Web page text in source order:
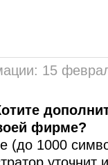
15
фирме?
(до 1000